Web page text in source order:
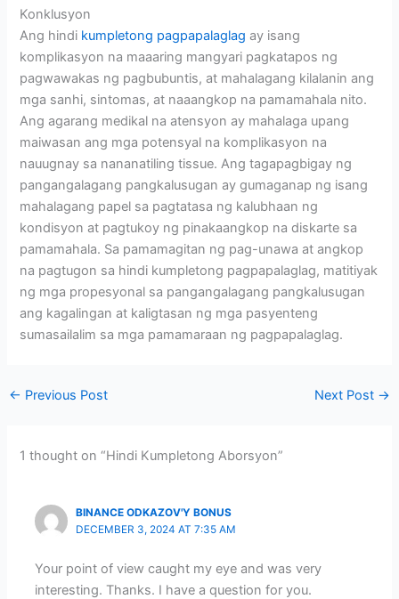
Konklusyon
Ang hindi kumpletong pagpapalaglag ay isang
komplikasyon na maaaring mangyari pagkatapos ng
pagwawakas ng pagbubuntis, at mahalagang kilalanin ang
mga sanhi, sintomas, at naaangkop na pamamahala nito.
Ang agarang medikal na atensyon ay mahalaga upang
maiwasan ang mga potensyal na komplikasyon na
nauugnay sa nananatiling tissue. Ang tagapagbigay ng
pangangalagang pangkalusugan ay gumaganap ng isang
mahalagang papel sa pagtatasa ng kalubhaan ng
kondisyon at pagtukoy ng pinakaangkop na diskarte sa
pamamahala. Sa pamamagitan ng pag-unawa at angkop
na pagtugon sa hindi kumpletong pagpapalaglag, matitiyak
ng mga propesyonal sa pangangalagang pangkalusugan
ang kagalingan at kaligtasan ng mga pasyenteng
sumasailalim sa mga pamamaraan ng pagpapalaglag.
← Previous Post Next Post →
1 thought on “Hindi Kumpletong Aborsyon”
BINANCE ODKAZOV'Y BONUS
DECEMBER 3, 2024 AT 7:35 AM
Your point of view caught my eye and was very
interesting. Thanks. I have a question for you.